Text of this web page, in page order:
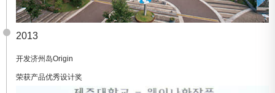
2013
开发济州岛Origin
荣获产品优秀设计奖